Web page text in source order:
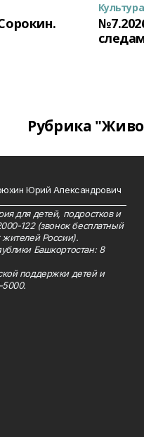
Культура
Рубрика
Юрий Александрович
для детей, подростков и
122 (звонок бесплатный
России).
Башкортостан: 8
поддержки детей и